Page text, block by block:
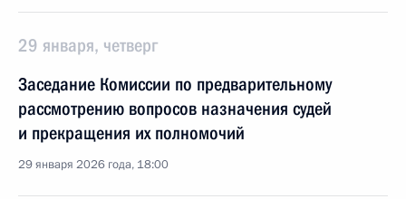
29 января, четверг
Заседание Комиссии по предварительному
рассмотрению вопросов назначения судей
и прекращения их полномочий
29 января 2026 года, 18:00